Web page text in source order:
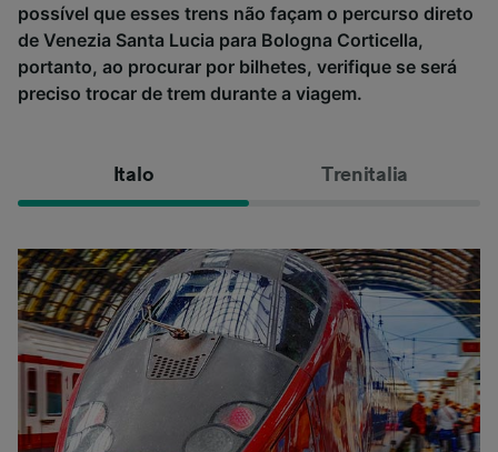
possível que esses trens não façam o percurso direto
de Venezia Santa Lucia para Bologna Corticella,
portanto, ao procurar por bilhetes, verifique se será
preciso trocar de trem durante a viagem.
Italo Trenitalia